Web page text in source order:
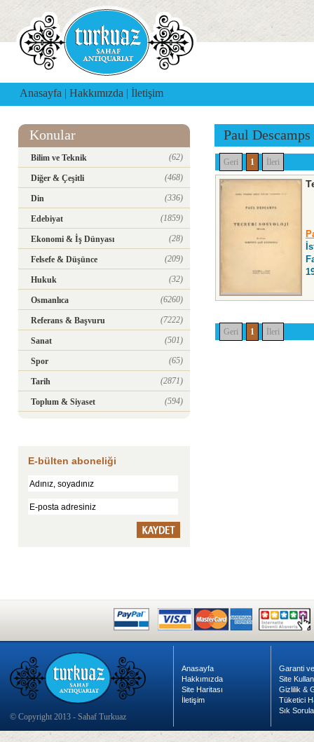
Anasayfa | Hakkımızda | İletişim
Konular
Bilim ve Teknik (62)
Diğer & Çeşitli (468)
Din (336)
Edebiyat (1859)
Ekonomi & İş Dünyası (28)
Felsefe & Düşünce (209)
Hukuk (32)
Osmanlıca (6260)
Referans & Başvuru (7222)
Sanat (501)
Spor (65)
Tarih (2871)
Toplum & Siyaset (594)
E-bülten aboneliği
Paul Descamps
Geri 1 İleri
Geri 1 İleri
© Copyright 2013 - Sahaf Turkuaz
Anasayfa
Hakkımızda
Site Haritası
İletişim
Garanti
Site
Gizlilik &
Tüketici
Sık